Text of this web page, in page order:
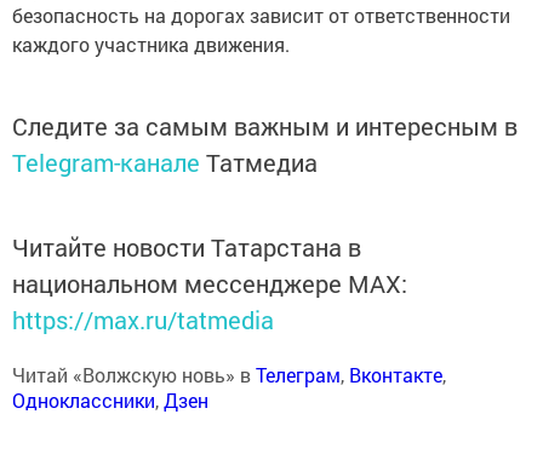
безопасность на дорогах зависит от ответственности
каждого участника движения.
Следите за самым важным и интересным в
Telegram-канале Татмедиа
Читайте новости Татарстана в
национальном мессенджере MАХ:
https://max.ru/tatmedia
Читай «Волжскую новь» вТелеграм, Вконтакте,
Одноклассники,Дзен